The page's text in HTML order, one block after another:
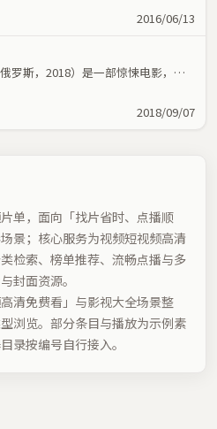
2016/06/13
罗斯，2018）是一部惊悚电影，尔
智贤、沈腾等主演；惊悚元素与人物
2018/09/07
单，面向「找片省时、点播顺
景；核心服务为视频短视频高清
检索、榜单推荐、流畅点播与多
封面资源。
清免费看 」与影视大全场景整
浏览。部分条目与播放为示例素
录按编号自行接入。